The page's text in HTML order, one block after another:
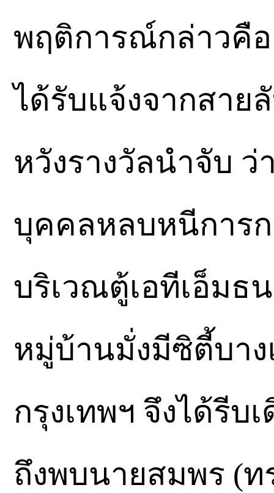
พฤติการณ์กล่าวคื
ได้รับแจ้งจากสาย
หวังรางวัลนำจับ ว่
บุคคลหลบหนีการ
บริเวณตู้เอทีเอ็มธ
หมู่บ้านมั่งมีซิตี้บา
กรุงเทพฯ จึงได้รีบ
ถึงพบนายสมพร (